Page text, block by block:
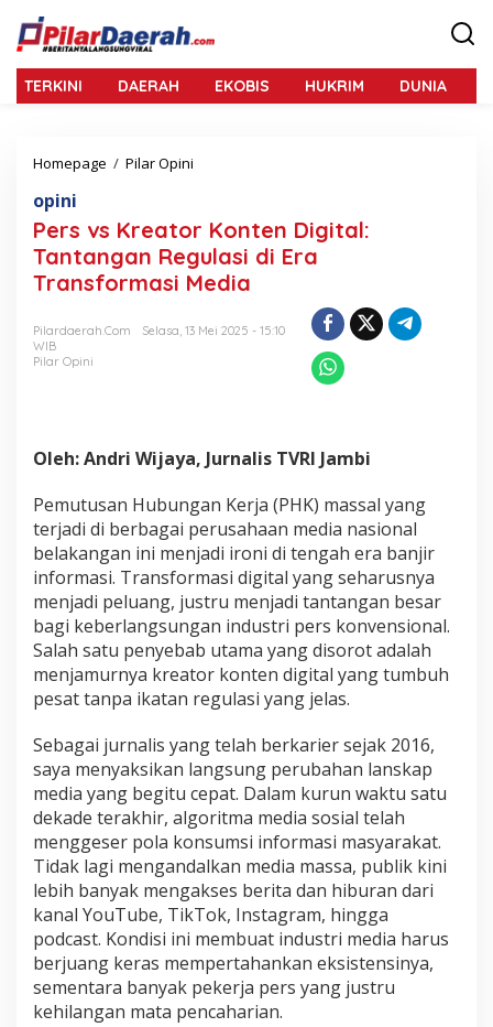
TERKINI DAERAH EKOBIS HUKRIM DUNIA
Homepage / Pilar Opini
s
v
s
K
a
n
e
n
D
i
g
i
t
a
l
:
T
n
t
a
n
g
a
n
R
e
g
u
l
a
s
i
opini
Pers vs Kreator Konten Digital:
Tantangan Regulasi di Era
Transformasi Media
Pilardaerah.com
Selasa, 13 Mei 2025 - 15:10
WIB
Pilar Opini
Oleh: Andri Wijaya, Jurnalis TVRI Jambi
Pemutusan Hubungan Kerja (PHK) massal yang
terjadi di berbagai perusahaan media nasional
belakangan ini menjadi ironi di tengah era banjir
informasi. Transformasi digital yang seharusnya
menjadi peluang, justru menjadi tantangan besar
bagi keberlangsungan industri pers konvensional.
Salah satu penyebab utama yang disorot adalah
menjamurnya kreator konten digital yang tumbuh
pesat tanpa ikatan regulasi yang jelas.
Sebagai jurnalis yang telah berkarier sejak 2016,
saya menyaksikan langsung perubahan lanskap
media yang begitu cepat. Dalam kurun waktu satu
dekade terakhir, algoritma media sosial telah
menggeser pola konsumsi informasi masyarakat.
Tidak lagi mengandalkan media massa, publik kini
lebih banyak mengakses berita dan hiburan dari
kanal YouTube, TikTok, Instagram, hingga
podcast. Kondisi ini membuat industri media harus
berjuang keras mempertahankan eksistensinya,
sementara banyak pekerja pers yang justru
kehilangan mata pencaharian.